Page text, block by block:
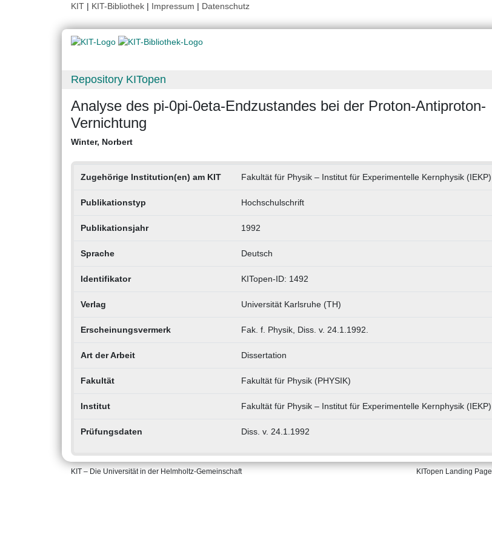
KIT | KIT-Bibliothek | Impressum | Datenschutz
Repository KITopen
Analyse des pi-0pi-0eta-Endzustandes bei der Proton-Antiproton-
Vernichtung
Winter, Norbert
Zugehörige Institution(en) am KIT Fakultät für Physik – Institut für Experimentelle Kernphysik (IEKP)
Publikationstyp Hochschulschrift
Publikationsjahr 1992
Sprache Deutsch
Identifikator KITopen-ID: 1492
Verlag Universität Karlsruhe (TH)
Erscheinungsvermerk Fak. f. Physik, Diss. v. 24.1.1992.
Art der Arbeit Dissertation
Fakultät Fakultät für Physik (PHYSIK)
Institut Fakultät für Physik – Institut für Experimentelle Kernphysik (IEKP)
Prüfungsdaten Diss. v. 24.1.1992
KIT – Die Universität in der Helmholtz-Gemeinschaft KITopen Landing Page